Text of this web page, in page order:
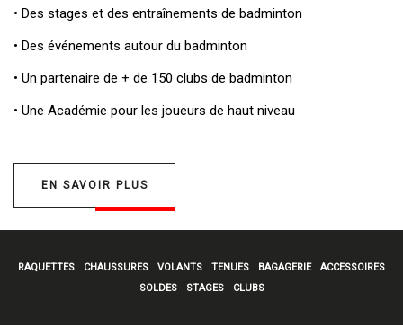
• Des stages et des entraînements de badminton
• Des événements autour du badminton
• Un partenaire de + de 150 clubs de badminton
• Une Académie pour les joueurs de haut niveau
EN SAVOIR PLUS
RAQUETTES CHAUSSURES VOLANTS TENUES BAGAGERIE
ACCESSOIRES
SOLDES
STAGES CLUBS